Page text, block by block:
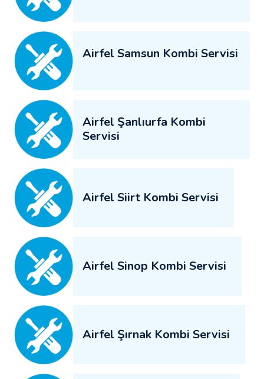
Airfel Samsun Kombi Servisi
Airfel Şanlıurfa Kombi
Servisi
Airfel Siirt Kombi Servisi
Airfel Sinop Kombi Servisi
Airfel Şırnak Kombi Servisi